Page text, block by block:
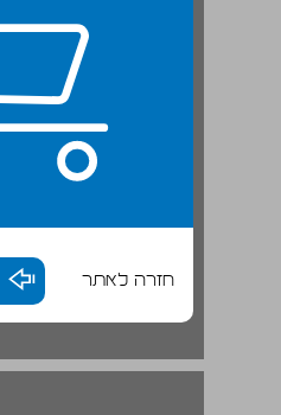
חזרה לאתר